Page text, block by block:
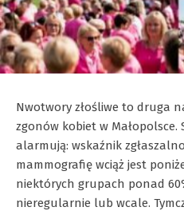
Nwotwory złośliwe to druga
zgonów kobiet w Małopolsce.
alarmują: wskaźnik
mammografię wciąż jest
niektórych grupach ponad
nieregularnie lub wcale.